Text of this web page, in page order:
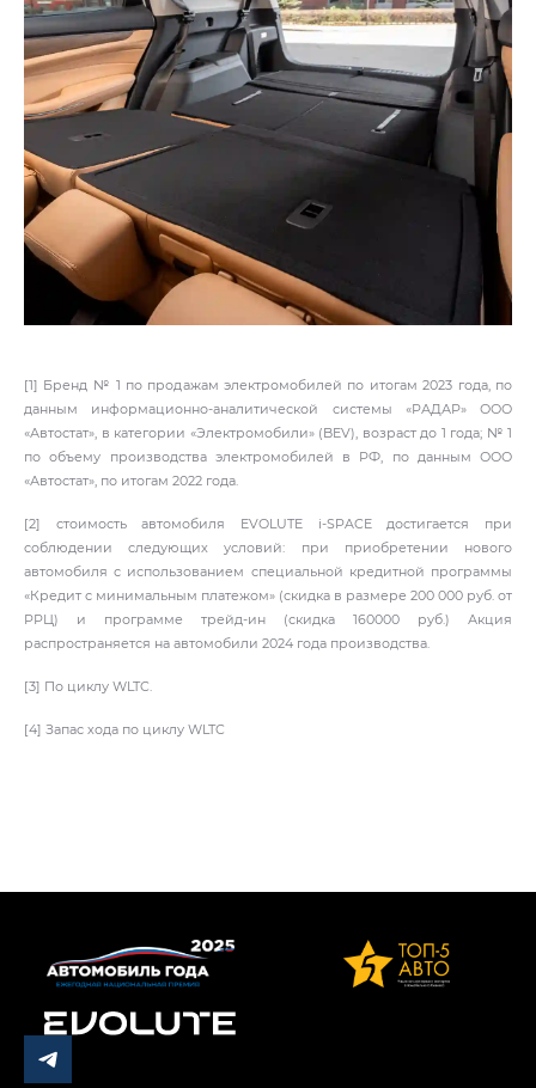
[1] Бренд № 1 по продажам электромобилей по итогам 2023 года, по
данным информационно-аналитической системы «РАДАР» ООО
«Автостат», в категории «Электромобили» (BEV), возраст до 1 года; № 1
по объему производства электромобилей в РФ, по данным ООО
«Автостат», по итогам 2022 года.
[2] стоимость автомобиля EVOLUTE i‑SPACE достигается при
соблюдении следующих условий: при приобретении нового
автомобиля с использованием специальной кредитной программы
«Кредит с минимальным платежом» (скидка в размере 200 000 руб. от
РРЦ) и программе трейд-ин (скидка 160000 руб.) Акция
распространяется на автомобили 2024 года производства.
[3] По циклу WLTC.
[4] Запас хода по циклу WLTC